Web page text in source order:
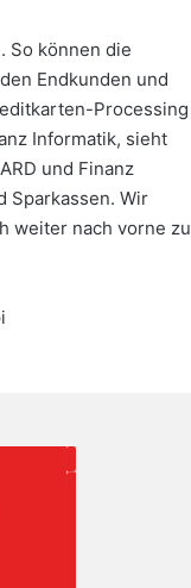
So können die
Endkunden und
Processing
Informatik, sieht
und Finanz
Sparkassen. Wir
weiter nach vorne zu